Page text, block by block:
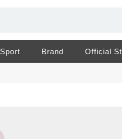
Sport Brand Official